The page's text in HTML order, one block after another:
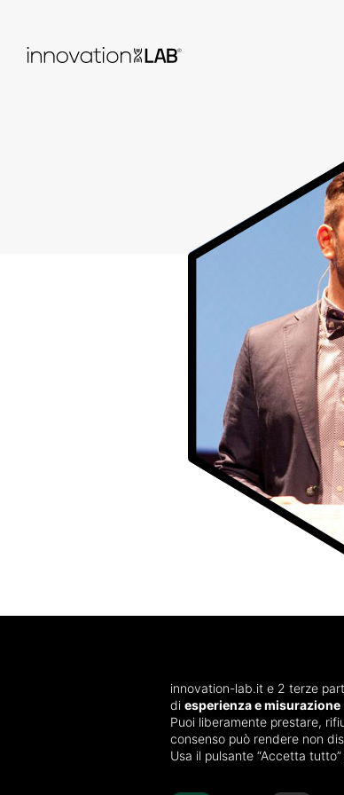
innovation-lab.it e 2 terze
di esperienza e misurazione
Puoi liberamente prestare,
consenso può rendere non
Usa il pulsante “Accetta